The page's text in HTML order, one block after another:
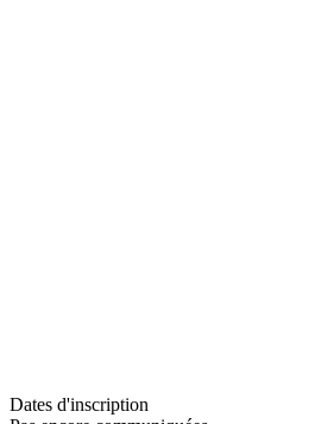
Dates d'inscription